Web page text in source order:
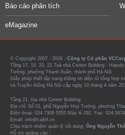
Báo cáo phân tích
eMagazine
© Copyright 2007 - 2026 - Công ty Cổ phần
Tầng 17, 19, 20, 21 Toà nhà Center Building -
Tưởng, phường Thanh Xuân, thành phố Hà Nội
Giấy phép thiết lập trang thông tin điện tử tổng hợp
và Truyền thông Hà Nội cấp ngày 10 tháng 4 năm
Tầng 21, tòa nhà Center Building.
Địa chỉ: Số 01, phố Nguyễn Huy Tưởng, phường
Điện thoại: 024 7309 5555 Máy lẻ 292. Fax: 024-
Email: info@cafef.vn
Chịu trách nhiệm quản lý nội dung: Ông Nguyễn
Hỗ trợ quảng cáo :